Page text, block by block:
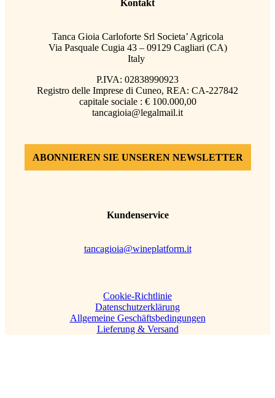
Kontakt
Tanca Gioia Carloforte Srl Societa’ Agricola
Via Pasquale Cugia 43 – 09129 Cagliari (CA)
Italy
P.IVA: 02838990923
Registro delle Imprese di Cuneo, REA: CA-227842
capitale sociale : € 100.000,00
tancagioia@legalmail.it
ABONNIEREN SIE UNSEREN NEWSLETTER
Kundenservice
tancagioia@wineplatform.it
Cookie-Richtlinie
Datenschutzerklärung
Allgemeine Geschäftsbedingungen
Lieferung & Versand